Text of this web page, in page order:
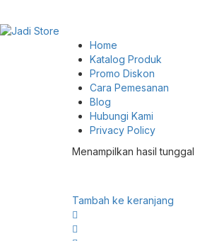
Home
Katalog Produk
Promo Diskon
Cara Pemesanan
Blog
Hubungi Kami
Privacy Policy
Menampilkan hasil tunggal
Tambah ke keranjang